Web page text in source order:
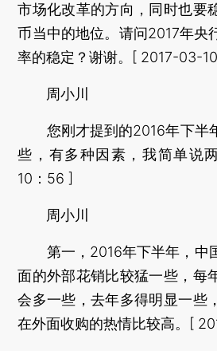
市场化改革的方向，同时也要
币当中的地位。请问2017年央
率的稳定？谢谢。[ 2017-03-
周小川
您刚才提到的2016年下半
些，有多种因素，我简单说
10：56 ]
周小川
第一，2016年下半年，中
面的外部花销比较猛一些，每
会多一些，去年多得明显一些
在外面收购的热情比较高。[